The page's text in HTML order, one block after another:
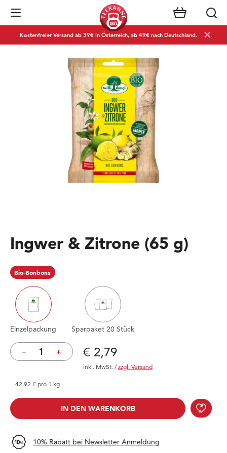
Navigation öffnen
Kostenfreier Versand ab 39€ in Österreich, ab 49€ nach Deutschland.
Ingwer & Zitrone (65 g)
Bio-Bonbons
Einzelpackung Sparpaket 20 Stück
– + Preis: € 2,79
€ 2,79
inkl. MwSt. /zzgl. Versand
42,92 € pro 1 kg
IN DEN WARENKORB
10% Rabatt bei Newsletter Anmeldung